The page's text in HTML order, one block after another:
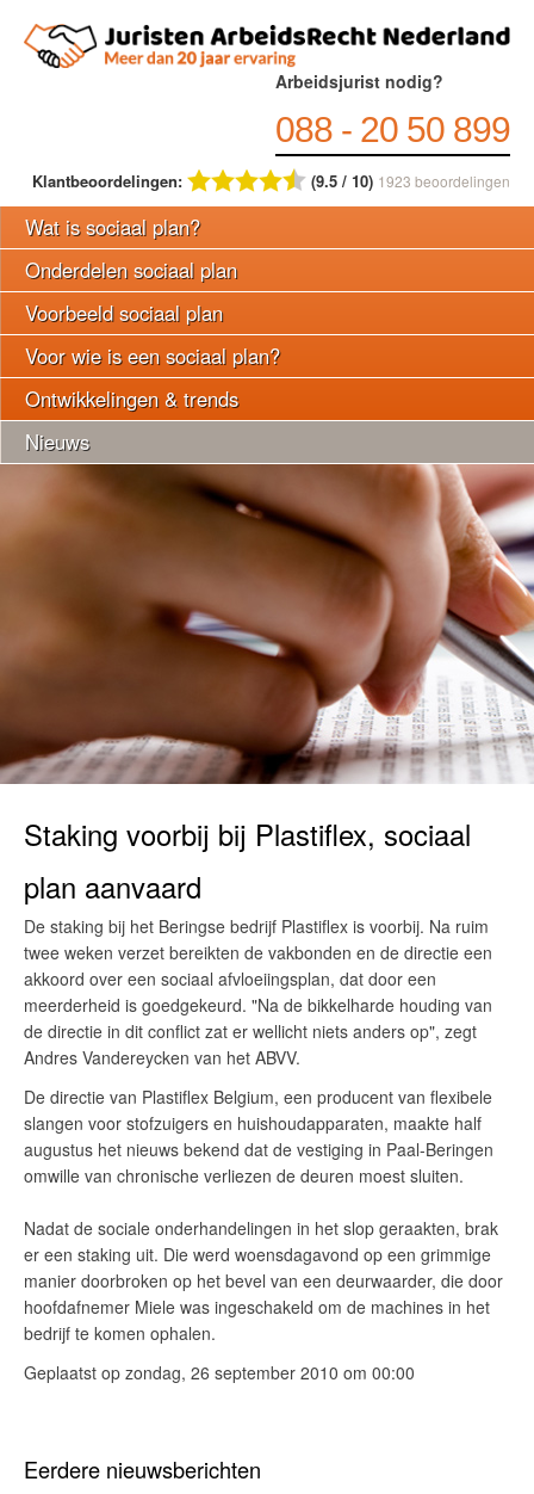
Arbeidsjurist nodig?
088 - 20 50 899
Klantbeoordelingen: (9.5 / 10) 1923 beoordelingen
Wat is sociaal plan?
Onderdelen sociaal plan
Voorbeeld sociaal plan
Voor wie is een sociaal plan?
Ontwikkelingen & trends
Nieuws
Staking voorbij bij Plastiflex, sociaal
plan aanvaard
De staking bij het Beringse bedrijf Plastiflex is voorbij. Na ruim
twee weken verzet bereikten de vakbonden en de directie een
akkoord over een sociaal afvloeiingsplan, dat door een
meerderheid is goedgekeurd. "Na de bikkelharde houding van
de directie in dit conflict zat er wellicht niets anders op", zegt
Andres Vandereycken van het ABVV.
De directie van Plastiflex Belgium, een producent van flexibele
slangen voor stofzuigers en huishoudapparaten, maakte half
augustus het nieuws bekend dat de vestiging in Paal-Beringen
omwille van chronische verliezen de deuren moest sluiten.
Nadat de sociale onderhandelingen in het slop geraakten, brak
er een staking uit. Die werd woensdagavond op een grimmige
manier doorbroken op het bevel van een deurwaarder, die door
hoofdafnemer Miele was ingeschakeld om de machines in het
bedrijf te komen ophalen.
Geplaatst op zondag, 26 september 2010 om 00:00
Eerdere nieuwsberichten